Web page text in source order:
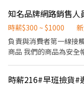
每滿一小時時薪+15元 ▪介紹親朋好友入職，期滿可獲得
3,000~10,000元獎金 ⭕企業魅力 ▪加班費為5分鐘為單位計算，重
快速，適合具有企圖心的您。 ▪學習日系企業商業禮
專業技能，並能接觸店舖經營管理。 ▪展
成為台灣第一迴轉壽司品牌。 ▪傾聽員工訴求，共同
本」的舒適工作環境。
知名品牌網路銷售人
時薪$300 ~ $1000
負責與消費者第一線接
商品 我們的商品為安全
時薪216#早班撿貨#